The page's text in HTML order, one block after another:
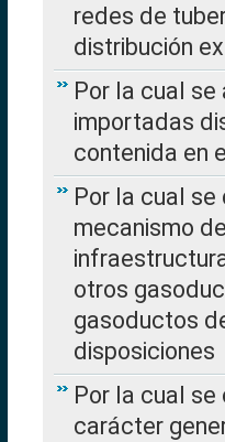
redes de
distribución
Por la cual
importadas
contenida en
Por la cual se
mecanismo
otros
gasoductos
disposiciones
Por la cual
carácter